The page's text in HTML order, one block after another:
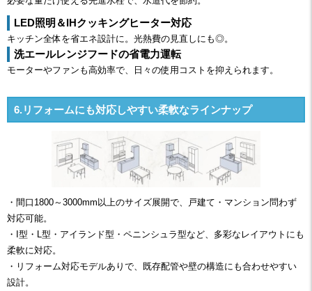
LED照明＆IHクッキングヒーター対応
キッチン全体を省エネ設計に。光熱費の見直しにも◎。
洗エールレンジフードの省電力運転
モーターやファンも高効率で、日々の使用コストを抑えられます。
6.リフォームにも対応しやすい柔軟なラインナップ
・間口1800～3000mm以上のサイズ展開で、戸建て・マンション問わず
対応可能。
・I型・L型・アイランド型・ペニンシュラ型など、多彩なレイアウトにも
柔軟に対応。
・リフォーム対応モデルありで、既存配管や壁の構造にも合わせやすい
設計。